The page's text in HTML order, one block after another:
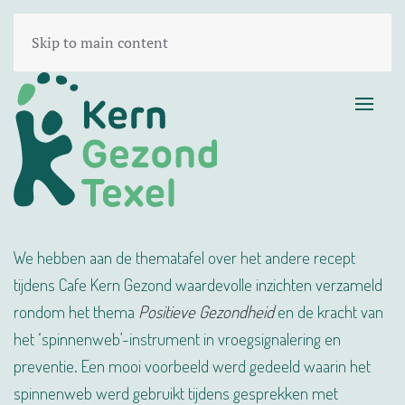
Skip to main content
We hebben aan de thematafel over het andere recept
tijdens Cafe Kern Gezond waardevolle inzichten verzameld
rondom het thema Positieve Gezondheiden de kracht van
het ‘spinnenweb’-instrument in vroegsignalering en
preventie. Een mooi voorbeeld werd gedeeld waarin het
spinnenweb werd gebruikt tijdens gesprekken met